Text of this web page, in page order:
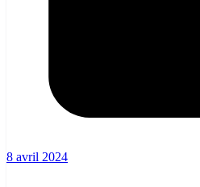
8 avril 2024